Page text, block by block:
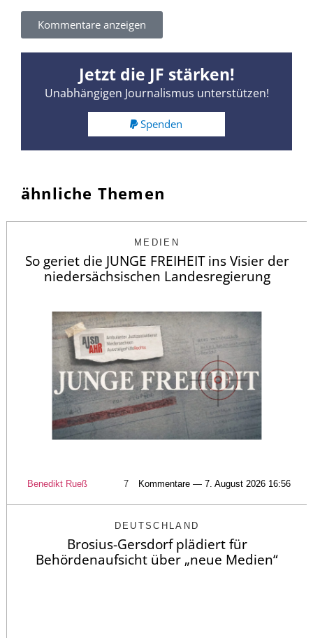
Kommentare anzeigen
Jetzt die JF stärken!
Unabhängigen Journalismus unterstützen!
Spenden
ähnliche Themen
MEDIEN
So geriet die JUNGE FREIHEIT ins Visier der
niedersächsischen Landesregierung
Benedikt Rueß 7 Kommentare — 7. August 2026 16:56
DEUTSCHLAND
Brosius-Gersdorf plädiert für
Behördenaufsicht über „neue Medien“